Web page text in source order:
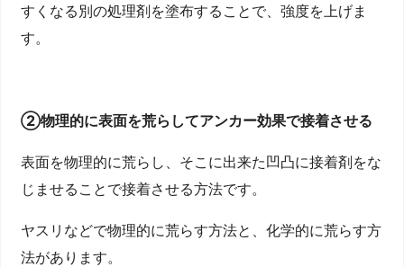
すくなる別の処理剤を塗布することで、強度を上げま
す。
②物理的に表面を荒らしてアンカー効果で接着させる
表面を物理的に荒らし、そこに出来た凹凸に接着剤をな
じませることで接着させる方法です。
ヤスリなどで物理的に荒らす方法と、化学的に荒らす方
法があります。